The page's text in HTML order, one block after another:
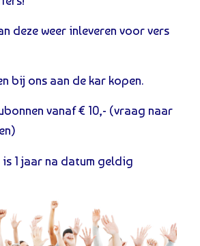
deze weer inleveren voor vers
bij ons aan de kar kopen.
vanaf € 10,- (vraag naar
1 jaar na datum geldig